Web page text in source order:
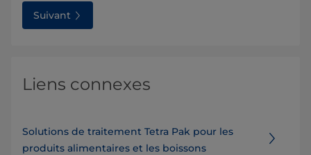
Suivant
Liens connexes
Solutions de traitement Tetra Pak pour les
produits alimentaires et les boissons